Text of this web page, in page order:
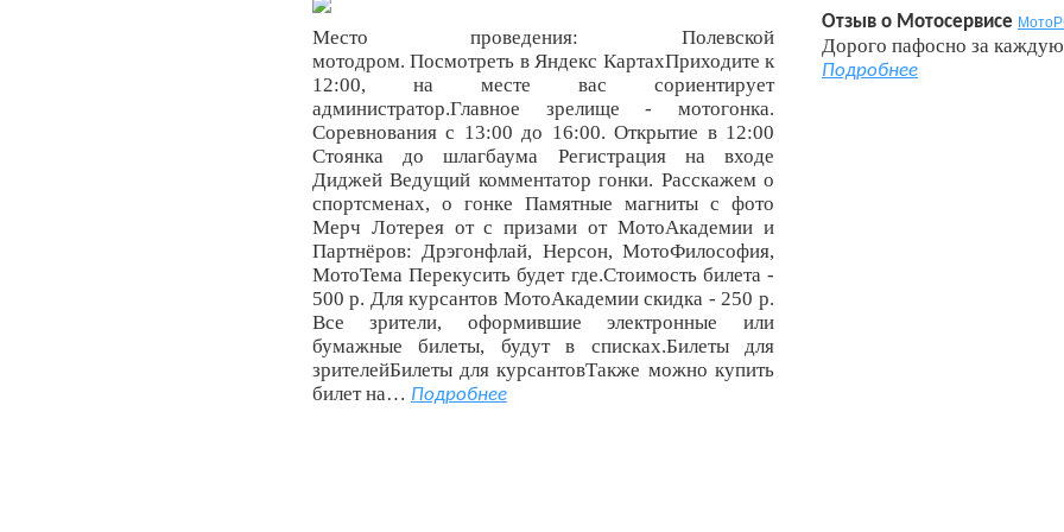
Место проведения: Полевской
мотодром. Посмотреть в Яндекс КартахПриходите к
12:00, на месте вас сориентирует
администратор.Главное зрелище - мотогонка.
Соревнования с 13:00 до 16:00. Открытие в 12:00
Стоянка до шлагбаума Регистрация на входе
Диджей Ведущий комментатор гонки. Расскажем о
спортсменах, о гонке Памятные магниты с фото
Мерч Лотерея от с призами от МотоАкадемии и
Партнёров: Дрэгонфлай, Нерсон, МотоФилософия,
МотоТема Перекусить будет где.Стоимость билета -
500 р. Для курсантов МотоАкадемии скидка - 250 р.
Все зрители, оформившие электронные или
бумажные билеты, будут в списках.Билеты для
зрителейБилеты для курсантовТакже можно купить
билет на… Подробнее
Отзыв о Мотосервисе
Дорого пафосно за
Подробнее